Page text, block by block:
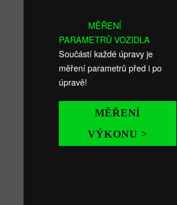
MĚŘENÍ
PARAMETRŮ VOZIDLA
Součástí každé úpravy je
měření parametrů před i po
úpravě!
MĚŘENÍ
VÝKONU >